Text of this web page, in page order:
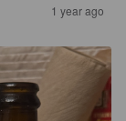
1 year ago